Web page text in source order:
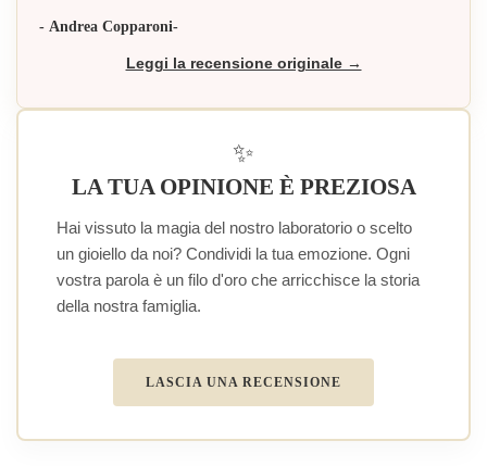
- Andrea Copparoni-
Leggi la recensione originale →
✨
LA TUA OPINIONE È PREZIOSA
Hai vissuto la magia del nostro laboratorio o scelto
un gioiello da noi? Condividi la tua emozione. Ogni
vostra parola è un filo d'oro che arricchisce la storia
della nostra famiglia.
LASCIA UNA RECENSIONE